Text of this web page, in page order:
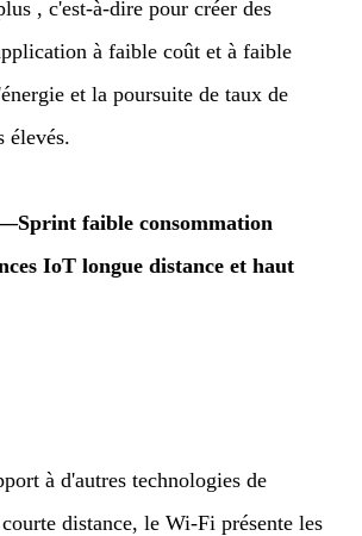
, c'est-à-dire pour créer des
à faible coût et à faible
et la poursuite de taux de
élevés.
faible consommation
IoT longue distance et haut
à d'autres technologies de
distance, le Wi-Fi présente les